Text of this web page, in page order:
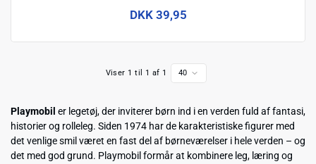
DKK 39,95
Viser 1 til 1 af 1 40
Playmobil er legetøj, der inviterer børn ind i en verden fuld af fantasi,
historier og rolleleg. Siden 1974 har de karakteristiske figurer med
det venlige smil været en fast del af børneværelser i hele verden – og
det med god grund. Playmobil formår at kombinere leg, læring og